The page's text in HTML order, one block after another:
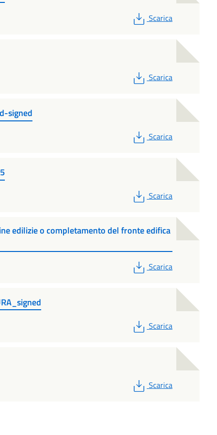
PDF
Scarica
PDF
Scarica
signed
PDF
Scarica
PDF
Scarica
edilizie o completamento del fronte edifica
PDF
Scarica
PDF
Scarica
PDF
Scarica